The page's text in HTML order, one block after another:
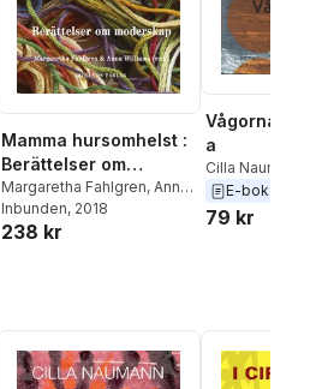
Mamma hursomhelst :
Berättelser om
moderskap
Margaretha Fahlgren, Anna
Williams,Aase Berg
Dahl, Emma
Lenemark
Eriksson,Merete
Mazzarella,Cilla Naumann
Inbunden, 2018
238 kr
Vågorna
a
Cilla Naumann
E-bok
79 kr